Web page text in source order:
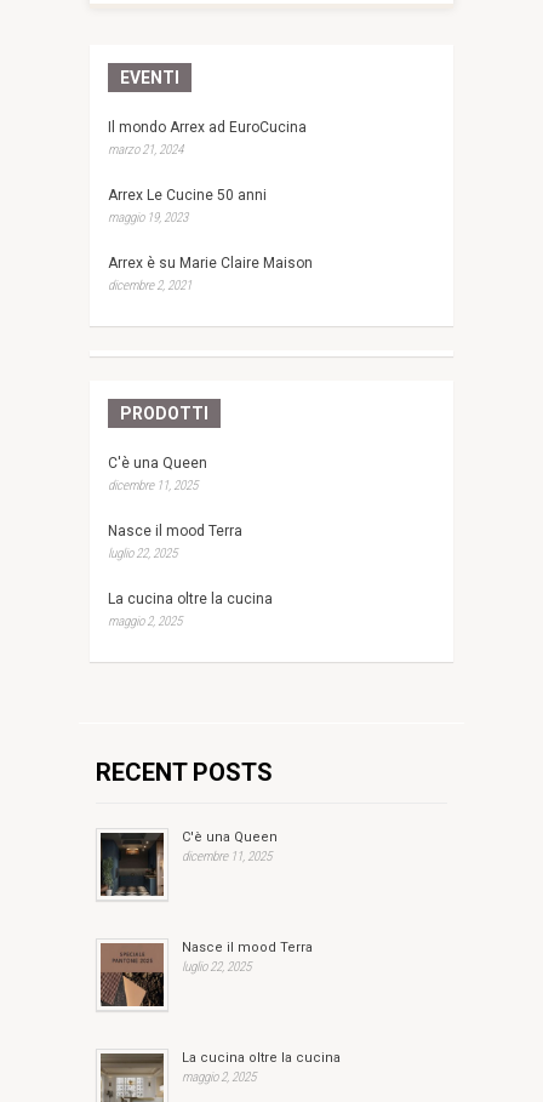
EVENTI
Il mondo Arrex ad EuroCucina
marzo 21, 2024
Arrex Le Cucine 50 anni
maggio 19, 2023
Arrex è su Marie Claire Maison
dicembre 2, 2021
PRODOTTI
C'è una Queen
dicembre 11, 2025
Nasce il mood Terra
luglio 22, 2025
La cucina oltre la cucina
maggio 2, 2025
RECENT POSTS
C'è una Queen
dicembre 11, 2025
Nasce il mood Terra
luglio 22, 2025
La cucina oltre la cucina
maggio 2, 2025